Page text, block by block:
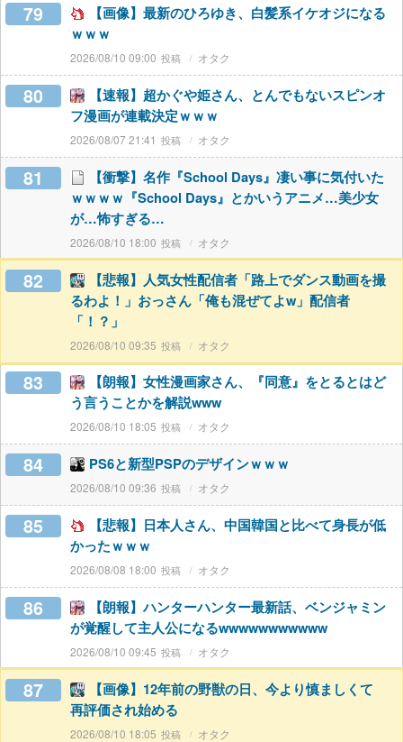
79
【画像】最新のひろゆき、白髪系イケオジになる
ｗｗｗ
2026/08/10 09:00 オタク
80
【速報】超かぐや姫さん、とんでもないスピンオ
フ漫画が連載決定ｗｗｗ
2026/08/07 21:41 オタク
81
【衝撃】名作『School Days』凄い事に気付いた
ｗｗｗｗ『School Days』とかいうアニメ…美少女
が…怖すぎる…
2026/08/10 18:00 オタク
82
【悲報】人気女性配信者「路上でダンス動画を撮
るわよ！」おっさん「俺も混ぜてよw」配信者
「！？」
2026/08/10 09:35 オタク
83
【朗報】女性漫画家さん、『同意』をとるとはど
う言うことかを解説www
2026/08/10 18:05 オタク
84 PS6と新型PSPのデザインｗｗｗ
2026/08/10 09:36 オタク
85
【悲報】日本人さん、中国韓国と比べて身長が低
かったｗｗｗ
2026/08/08 18:00 オタク
86
【朗報】ハンターハンター最新話、ベンジャミン
が覚醒して主人公になるwwwwwwwwwww
2026/08/10 09:45 オタク
87
【画像】12年前の野獣の日、今より慎ましくて
再評価され始める
2026/08/10 18:05 オタク